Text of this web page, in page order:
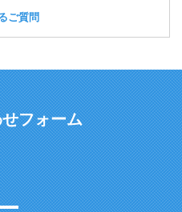
ご質問
フォーム